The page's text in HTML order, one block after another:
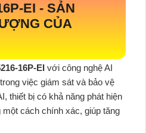
EI - SẢN
CỦA
16P-EI với công nghệ AI
việc giám sát và bảo vệ
thiết bị có khả năng phát hiện
cách chính xác, giúp tăng